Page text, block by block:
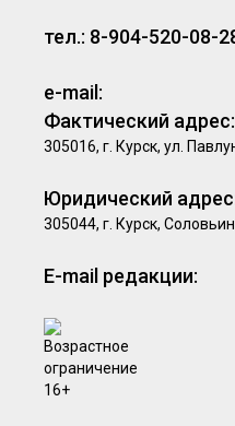
тел.: 8-904-520-08-
e-mail:
Фактический адрес:
305016, г. Курск, ул.
Юридический
305044, г. Курск,
E-mail редакции: